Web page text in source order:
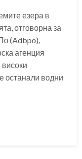
езера в
отговорна за
(Adbpo),
агенция
останали водни